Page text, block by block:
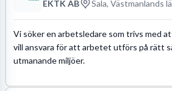
EKTK AB Sala, Västmanlands
Vi söker en arbetsledare som trivs med
vill ansvara för att arbetet utförs på rätt
utmanande miljöer.